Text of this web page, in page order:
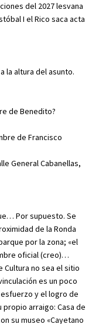
del 2027 lesvana
I el Rico saca acta
la altura del asunto.
de Benedito?
de Francisco
General Cabanellas,
Por supuesto. Se
de la Ronda
por la zona; «el
oficial (creo)…
Cultura no sea el sitio
es un poco
y el logro de
arraigo: Casa de
su museo «Cayetano